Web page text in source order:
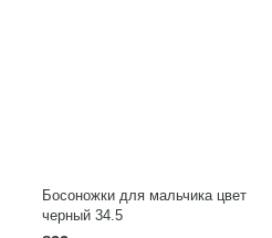
Босоножки для мальчика цвет
черный 34.5